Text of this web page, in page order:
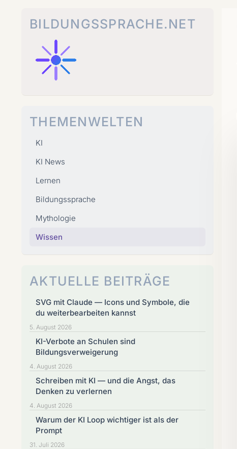
BILDUNGSSPRACHE.NET
THEMENWELTEN
KI
KI News
Lernen
Bildungssprache
Mythologie
Wissen
AKTUELLE BEITRÄGE
SVG mit Claude — Icons und Symbole, die
du weiterbearbeiten kannst
5. August 2026
KI-Verbote an Schulen sind
Bildungsverweigerung
4. August 2026
Schreiben mit KI — und die Angst, das
Denken zu verlernen
4. August 2026
Warum der KI Loop wichtiger ist als der
Prompt
31. Juli 2026